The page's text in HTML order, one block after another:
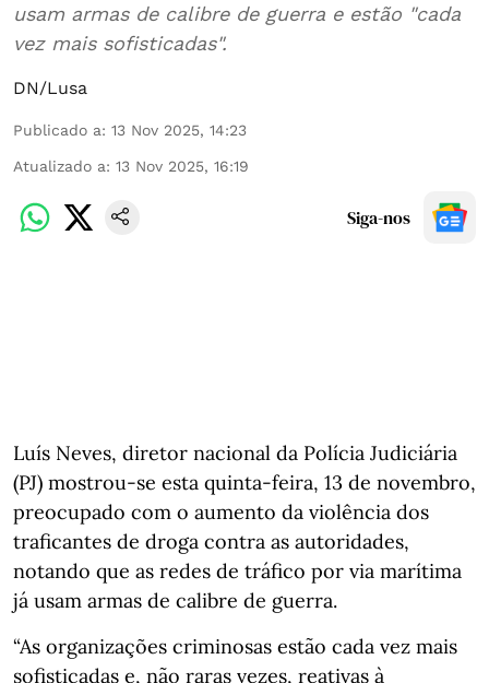
usam armas de calibre de guerra e estão "cada
vez mais sofisticadas".
DN/Lusa
Publicado a: 13 Nov 2025, 14:23
Atualizado a: 13 Nov 2025, 16:19
Siga-nos
Luís Neves, diretor nacional da Polícia Judiciária
(PJ) mostrou-se esta quinta-feira, 13 de novembro,
preocupado com o aumento da violência dos
traficantes de droga contra as autoridades,
notando que as redes de tráfico por via marítima
já usam armas de calibre de guerra.
“As organizações criminosas estão cada vez mais
sofisticadas e, não raras vezes, reativas à